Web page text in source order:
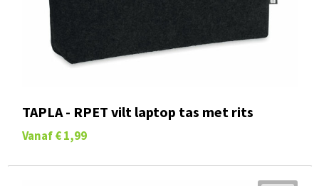
TAPLA - RPET vilt laptop tas met rits
Vanaf € 1,99